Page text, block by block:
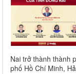
Nai trở thành thành
phố Hồ Chí Minh,